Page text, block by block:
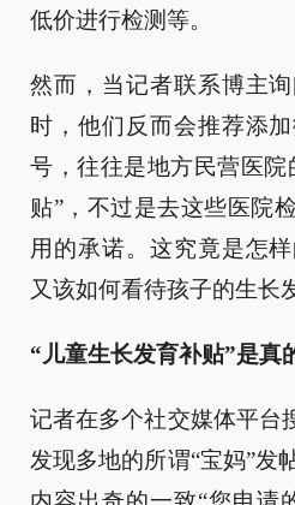
低价进行检测等。
然而，当记者联系博主
时，他们反而会推荐添
号，往往是地方民营医院
贴”，不过是去这些医院
用的承诺。这究竟是怎
又该如何看待孩子的生长
“儿童生长发育补贴”是真
记者在多个社交媒体平台
发现多地的所谓“宝妈”发